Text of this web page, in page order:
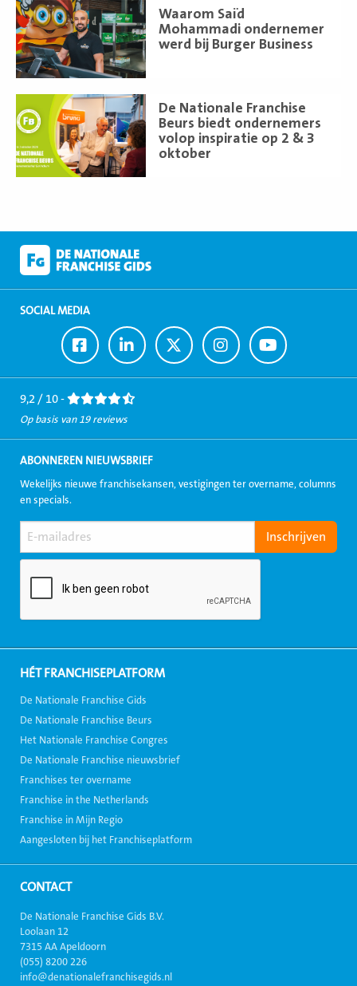
Waarom Saïd
Mohammadi ondernemer
werd bij Burger Business
Lees
meer
De Nationale Franchise
Beurs biedt ondernemers
volop inspiratie op 2 & 3
oktober
meer
SOCIAL MEDIA
Ga
naar
Facebook
Ga
naar
LinkedIn
Ga
naar
Twitter
Ga
naar
Instagram
Ga
naar
Youtube
9,2 / 10 -
Op basis van 19 reviews
ABONNEREN NIEUWSBRIEF
Wekelijks nieuwe franchisekansen, vestigingen ter overname, columns
en specials.
HÉT FRANCHISEPLATFORM
De Nationale Franchise Gids
De Nationale Franchise Beurs
Het Nationale Franchise Congres
De Nationale Franchise nieuwsbrief
Franchises ter overname
Franchise in the Netherlands
Franchise in Mijn Regio
Aangesloten bij het Franchiseplatform
CONTACT
De Nationale Franchise Gids B.V.
Loolaan 12
7315 AA Apeldoorn
(055) 8200 226
info@denationalefranchisegids.nl